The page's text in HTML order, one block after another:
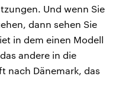
Und wenn Sie
dann sehen Sie
in dem einen Modell
andere in die
nach Dänemark, das